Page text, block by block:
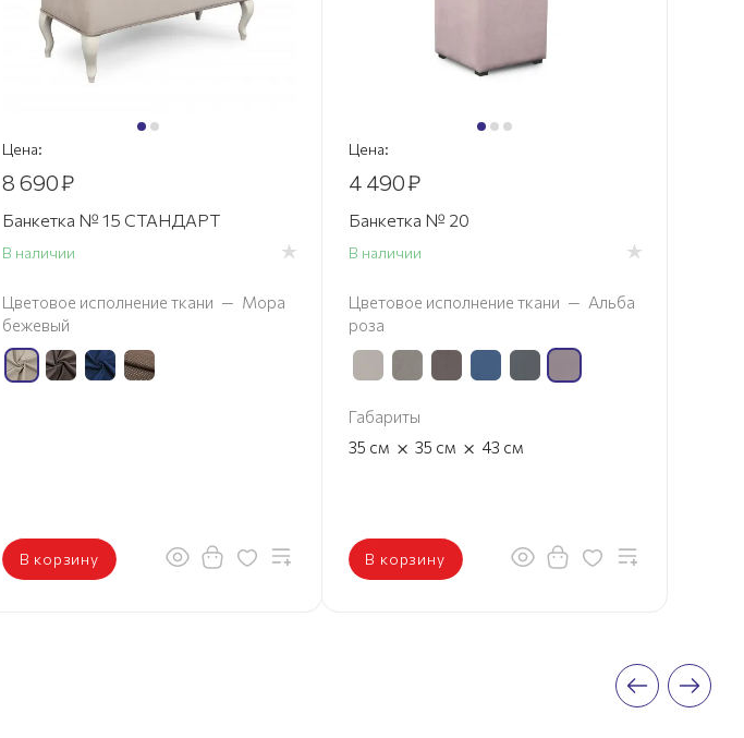
Цена:
8 690₽
Банкетка № 15 СТАНДАРТ
В наличии
Цветовое исполнение ткани — Мора
бежевый
В корзину
Цена:
4 490₽
Банкетка № 20
В наличии
Цветовое исполнение ткани — Альба
роза
Габариты
35 см × 35 см × 43 см
В корзину